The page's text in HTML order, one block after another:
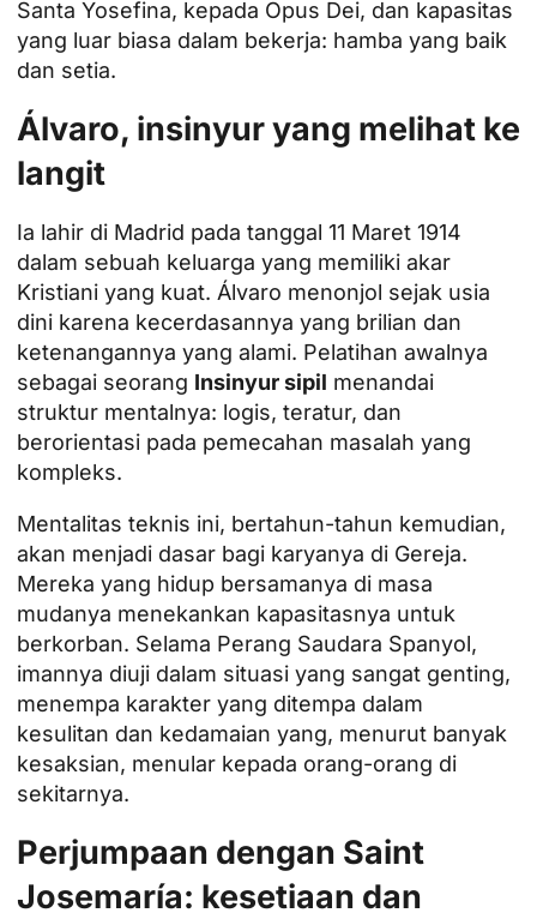
Santa Yosefina, kepada Opus Dei, dan kapasitas
yang luar biasa dalam bekerja: hamba yang baik
dan setia.
Álvaro, insinyur yang melihat ke
langit
Ia lahir di Madrid pada tanggal 11 Maret 1914
dalam sebuah keluarga yang memiliki akar
Kristiani yang kuat. Álvaro menonjol sejak usia
dini karena kecerdasannya yang brilian dan
ketenangannya yang alami. Pelatihan awalnya
sebagai seorang Insinyur sipil menandai
struktur mentalnya: logis, teratur, dan
berorientasi pada pemecahan masalah yang
kompleks.
Mentalitas teknis ini, bertahun-tahun kemudian,
akan menjadi dasar bagi karyanya di Gereja.
Mereka yang hidup bersamanya di masa
mudanya menekankan kapasitasnya untuk
berkorban. Selama Perang Saudara Spanyol,
imannya diuji dalam situasi yang sangat genting,
menempa karakter yang ditempa dalam
kesulitan dan kedamaian yang, menurut banyak
kesaksian, menular kepada orang-orang di
sekitarnya.
Perjumpaan dengan Saint
Josemaría: kesetiaan dan